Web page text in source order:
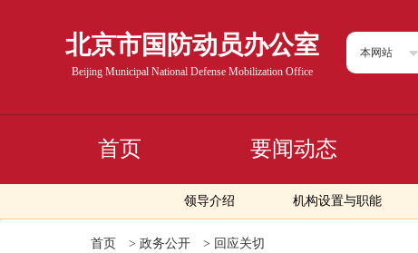
北京市国防动员办公室
Beijing Municipal National Defense Mobilization Office
本网站
首页 要闻动态
领导介绍 机构设置与职能
首页 > 政务公开 > 回应关切